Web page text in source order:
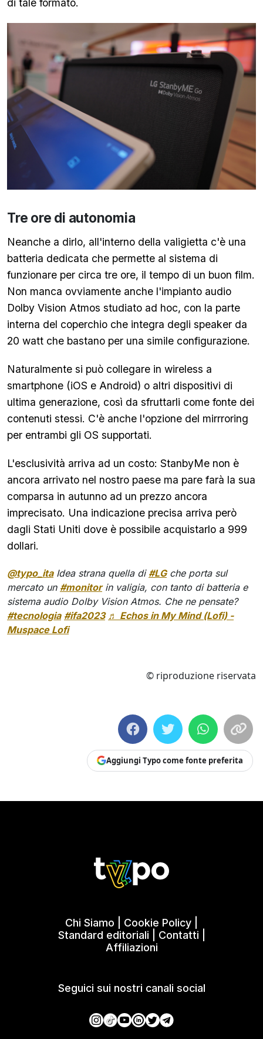
di tale formato.
Tre ore di autonomia
Neanche a dirlo, all'interno della valigietta c'è una
batteria dedicata che permette al sistema di
funzionare per circa tre ore, il tempo di un buon film.
Non manca ovviamente anche l'impianto audio
Dolby Vision Atmos studiato ad hoc, con la parte
interna del coperchio che integra degli speaker da
20 watt che bastano per una simile configurazione.
Naturalmente si può collegare in wireless a
smartphone (iOS e Android) o altri dispositivi di
ultima generazione, così da sfruttarli come fonte dei
contenuti stessi. C'è anche l'opzione del mirrroring
per entrambi gli OS supportati.
L'esclusività arriva ad un costo: StanbyMe non è
ancora arrivato nel nostro paese ma pare farà la sua
comparsa in autunno ad un prezzo ancora
imprecisato. Una indicazione precisa arriva però
dagli Stati Uniti dove è possibile acquistarlo a 999
dollari.
@typo_itaIdea strana quella di #LGche porta sul
mercato un #monitorin valigia, con tanto di batteria e
sistema audio Dolby Vision Atmos. Che ne pensate?
#tecnologia #ifa2023 ♬ Echos in My Mind (Lofi) -
Muspace Lofi
© riproduzione riservata
Aggiungi Typo come fonte preferita
Chi Siamo Cookie Policy
Standard editoriali
Contatti
Affiliazioni
Seguici sui nostri canali social